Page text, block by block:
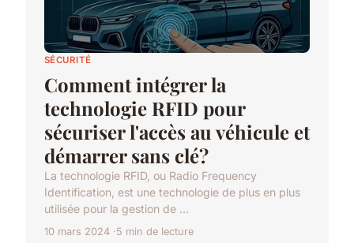
SÉCURITÉ
Comment intégrer la
technologie RFID pour
sécuriser l'accès au véhicule et
démarrer sans clé?
La technologie RFID, ou Radio Frequency
Identification, est une technologie de plus en plus
utilisée pour la gestion de ...
10 mars 2024 5 min de lecture